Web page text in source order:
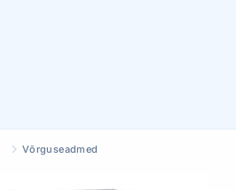
Võrguseadmed